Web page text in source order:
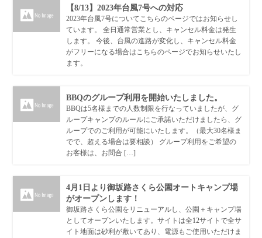
【8/13】2023年台風7号への対応
2023年台風7号についてこちらのページではお知らせし
ています。 全日通常営業とし、キャンセル料金は発生
します。 今後、台風の進路が変化し、キャンセル料金
がフリーになる場合はこちらのページでお知らせいたし
ます。
BBQのグループ利用を開始いたしました。
BBQは5名様までの人数制限を行なっていましたが、グ
ループキャンプのルールにご承諾いただけましたら、グ
ループでのご利用が可能にいたします。（最大30名様ま
でで、超える場合は要相談） グループ利用をご希望の
お客様は、お問合 […]
4月1日より御坂路さくら公園オートキャンプ場
がオープンします！
御坂路さくら公園をリニューアルし、公園＋キャンプ場
としてオープンいたします。サイトは全12サイトで全サ
イト地面は砂利が敷いてあり、電源もご使用いただけま